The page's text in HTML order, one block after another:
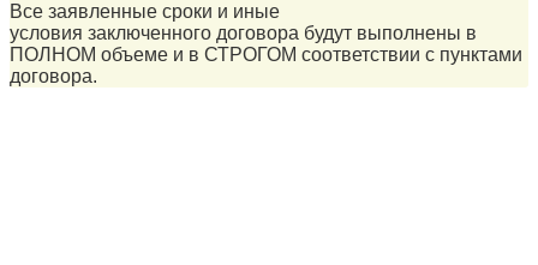
Все заявленные сроки и иные
условия заключенного договора будут выполнены в
ПОЛНОМ объеме и в СТРОГОМ соответствии с пунктами
договора.